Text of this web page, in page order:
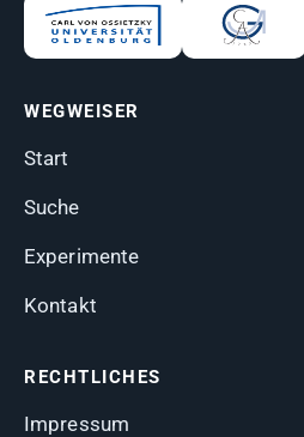
WEGWEISER
Start
Suche
Experimente
Kontakt
RECHTLICHES
Impressum